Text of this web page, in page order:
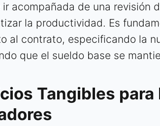
acompañada de una revisión
la productividad. Es
al contrato, especificando la
que el sueldo base se
Tangibles para